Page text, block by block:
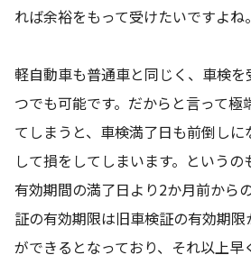
れば余裕をもって受けたいですよね。
軽自動車も普通車と同じく、車検
つでも可能です。だからと言って極
てしまうと、車検満了日も前倒しに
して損をしてしまいます。という
有効期間の満了日より2か月前から
証の有効期限は旧車検証の有効期
ができるとなっており、それ以上早